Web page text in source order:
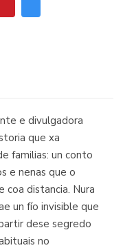
e divulgadora
que xa
familias: un conto
e nenas que o
coa distancia. Nura
un fío invisible que
dese segredo
no